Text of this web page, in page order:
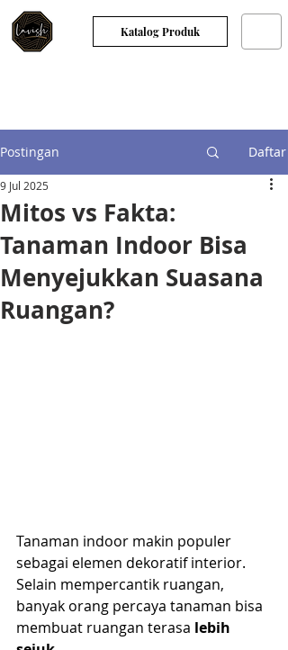
Katalog Produk
Postingan Daftar
Mitos vs Fakta:
Tanaman Indoor Bisa
Menyejukkan Suasana
Ruangan?
9 Jul 2025
Tanaman indoor makin populer
sebagai elemen dekoratif interior.
Selain mempercantik ruangan,
banyak orang percaya tanaman bisa
membuat ruangan terasa lebih